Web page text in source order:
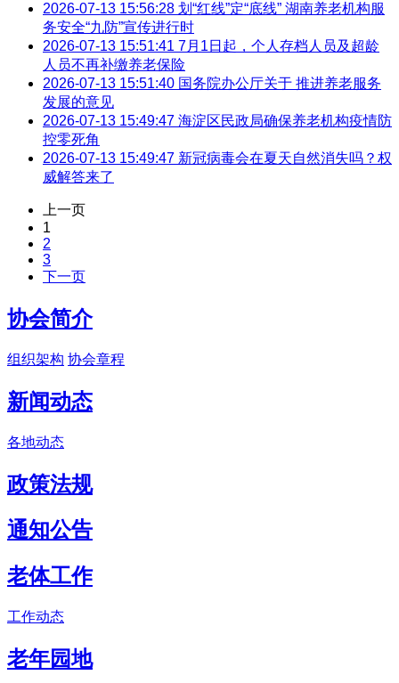
2026-07-13 15:56:28 划“红线”定“底线” 湖南养老机构服
务安全“九防”宣传进行时
2026-07-13 15:51:41 7月1日起，个人存档人员及超龄
人员不再补缴养老保险
2026-07-13 15:51:40 国务院办公厅关于 推进养老服务
发展的意见
2026-07-13 15:49:47 海淀区民政局确保养老机构疫情防
控零死角
2026-07-13 15:49:47 新冠病毒会在夏天自然消失吗？权
威解答来了
上一页
1
2
3
下一页
协会简介
组织架构 协会章程
新闻动态
各地动态
政策法规
通知公告
老体工作
工作动态
老年园地